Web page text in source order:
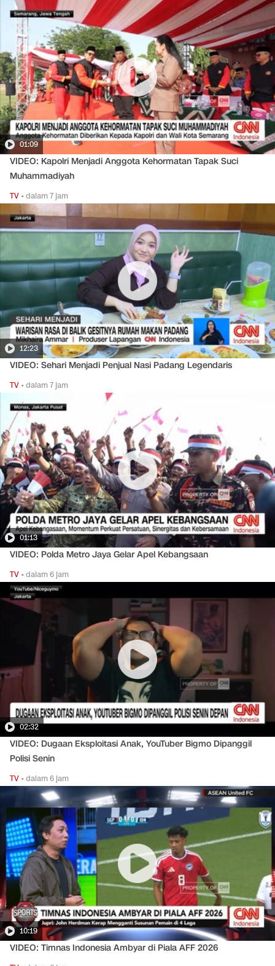
01:09
VIDEO: Kapolri Menjadi Anggota Kehormatan Tapak Suci
Muhammadiyah
TV •dalam 7 jam
12:23
VIDEO: Sehari Menjadi Penjual Nasi Padang Legendaris
TV •dalam 7 jam
01:13
VIDEO: Polda Metro Jaya Gelar Apel Kebangsaan
TV •dalam 6 jam
02:32
VIDEO: Dugaan Eksploitasi Anak, YouTuber Bigmo Dipanggil
Polisi Senin
TV •dalam 6 jam
10:19
VIDEO: Timnas Indonesia Ambyar di Piala AFF 2026